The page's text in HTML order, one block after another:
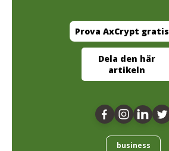
Prova AxCrypt gratis
Dela den här
artikeln
business